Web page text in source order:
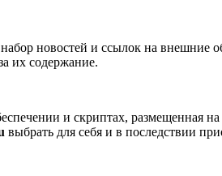
набор новостей и ссылок на
их содержание.
и скриптах, размещенная
выбрать для себя и в последствии